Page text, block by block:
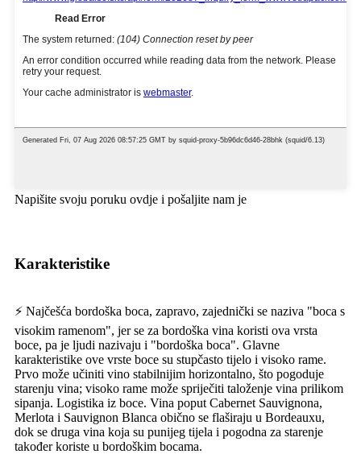
Napišite svoju poruku ovdje i pošaljite nam je
Karakteristike
⚡ Najčešća bordoška boca, zapravo, zajednički se naziva "boca s
visokim ramenom", jer se za bordoška vina koristi ova vrsta
boce, pa je ljudi nazivaju i "bordoška boca". Glavne
karakteristike ove vrste boce su stupčasto tijelo i visoko rame.
Prvo može učiniti vino stabilnijim horizontalno, što pogoduje
starenju vina; visoko rame može spriječiti taloženje vina prilikom
sipanja. Logistika iz boce. Vina poput Cabernet Sauvignona,
Merlota i Sauvignon Blanca obično se flaširaju u Bordeauxu,
dok se druga vina koja su punijeg tijela i pogodna za starenje
također koriste u bordoškim bocama.